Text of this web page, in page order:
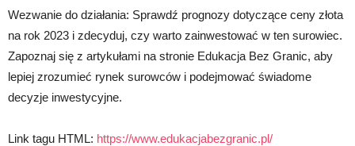
Wezwanie do działania: Sprawdź prognozy dotyczące ceny złota
na rok 2023 i zdecyduj, czy warto zainwestować w ten surowiec.
Zapoznaj się z artykułami na stronie Edukacja Bez Granic, aby
lepiej zrozumieć rynek surowców i podejmować świadome
decyzje inwestycyjne.
Link tagu HTML: https://www.edukacjabezgranic.pl/